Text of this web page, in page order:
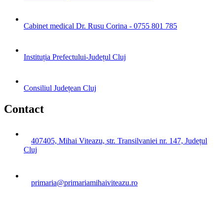
Cabinet medical Dr. Rusu Corina - 0755 801 785
Instituția Prefectului-Județul Cluj
Consiliul Județean Cluj
Contact
407405, Mihai Viteazu, str. Transilvaniei nr. 147, Județul
Cluj
primaria@primariamihaiviteazu.ro